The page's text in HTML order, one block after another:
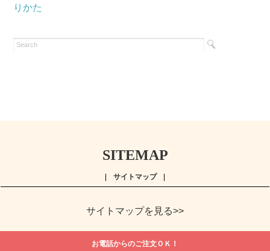
りかた
SITEMAP
サイトマップ
サイトマップを見る>>
お祝い 誕生日フラワーギフト特集
お電話からのご注文ＯＫ！